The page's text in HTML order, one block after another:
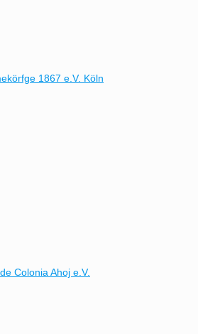
1867 e.V. Köln
Colonia Ahoj e.V.